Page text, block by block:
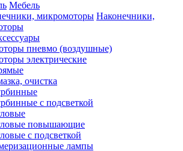
Мебель
Наконечники,
пневмо (воздушные)
электрические
очистка
с подсветкой
повышающие
с подсветкой